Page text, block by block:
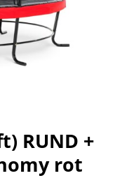
RUND +
rot